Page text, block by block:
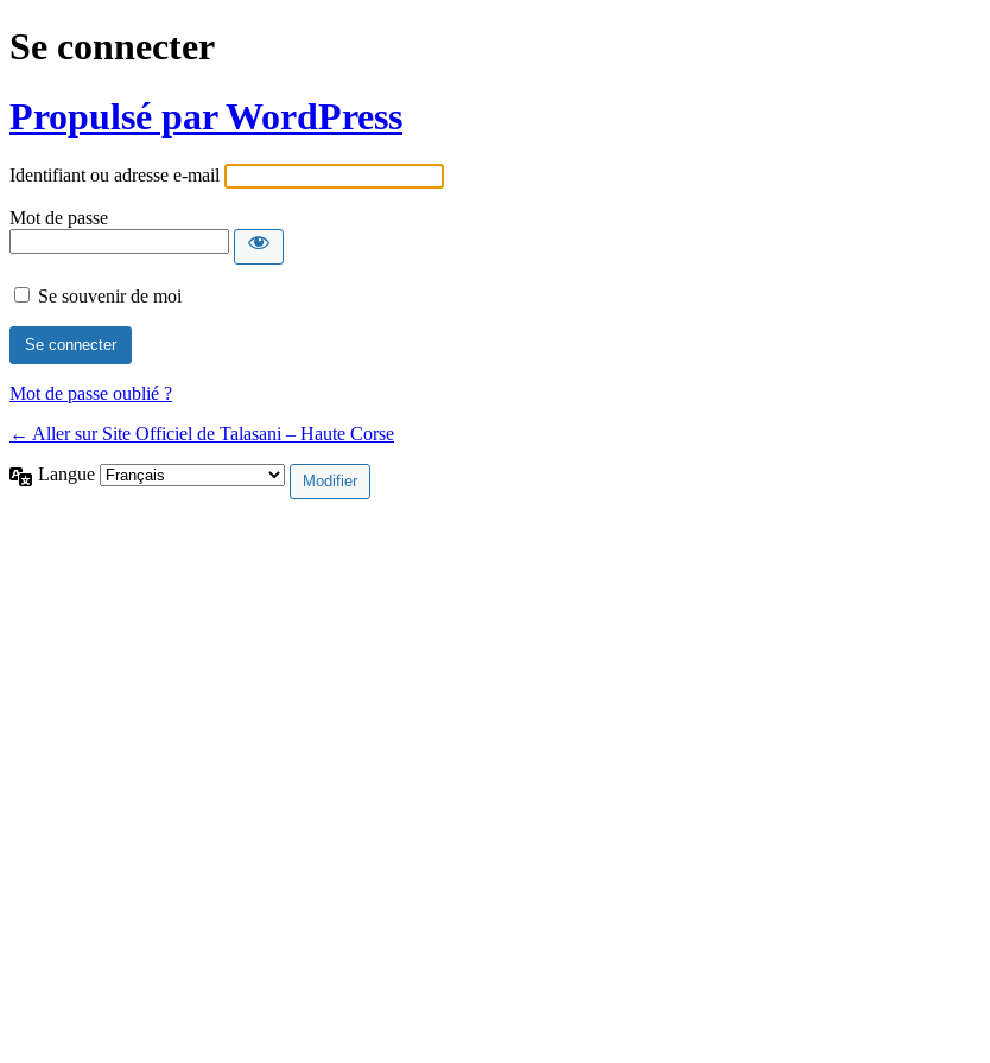
Se connecter
Propulsé par WordPress
Identifiant ou adresse e-mail
Mot de passe
Se souvenir de moi
Mot de passe oublié ?
← Aller sur Site Officiel de Talasani – Haute Corse
Langue